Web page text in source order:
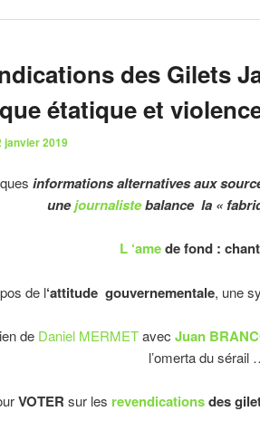
des Gilets
étatique et
janvier 2019
informations alternatives aux
unejournalistebalance la «
L ‘amede fond :
de l‘attitude gouvernementale, une
de Daniel MERMETavec Juan
l’omerta du sérail
VOTER sur les revendicationsdes